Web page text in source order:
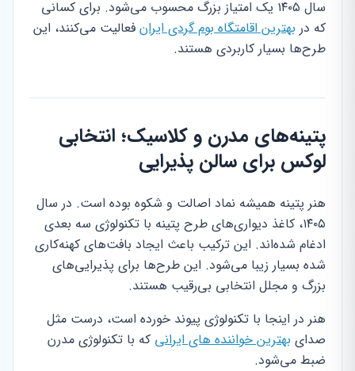
سال ۱۴۰۵ یک امتیاز بزرگ محسوب می‌شود. برای کسانی
که در بهترین اقامتگاه بوم گردی ایران فعالیت می‌کنند، این
طرح‌ها بسیار کاربردی هستند.
پتینه‌های مدرن و کلاسیک؛ انتخابی
لوکس برای سالن پذیرایی
هنر پتینه همیشه نماد اصالت و شکوه بوده است. در سال
۱۴۰۵، کاغذ دیواری‌های طرح پتینه با تکنولوژی سه بعدی
ادغام شده‌اند. این ترکیب باعث ایجاد بافت‌های کهنه‌کاری
شده بسیار زیبا می‌شود. این طرح‌ها برای پذیرایی‌های
بزرگ و مجلل انتخابی بی‌رقیب هستند.
هنر در اینجا با تکنولوژی پیوند خورده است، درست مثل
صدای بهترین خواننده های ایرانی که با تکنولوژی مدرن
ضبط می‌شود.